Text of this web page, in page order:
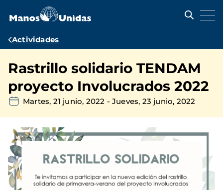
contenido
Ruta
navegación
Actividades
Rastrillo solidario TENDAM
proyecto Involucrados 2022
Martes, 21 junio, 2022 -Jueves, 23 junio, 2022